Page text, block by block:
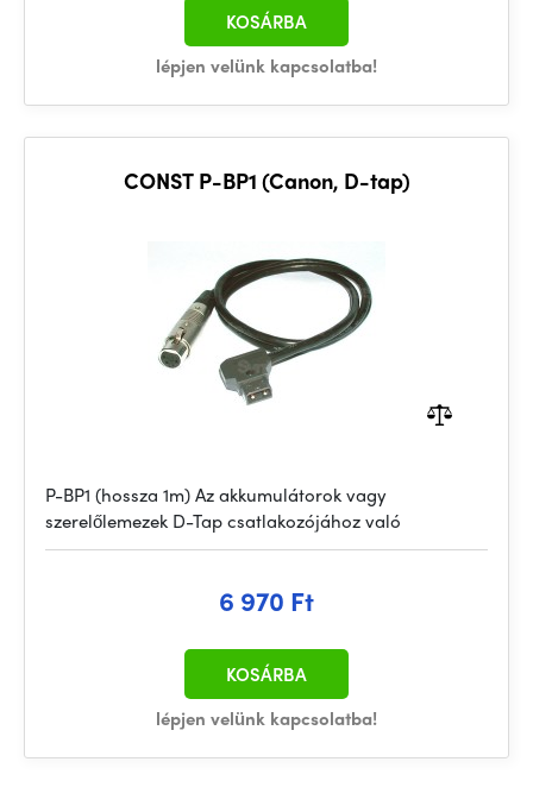
lépjen velünk kapcsolatba!
KOSÁRBA
CONST P-BP1 (Canon, D-tap)
P-BP1 (hossza 1m) Az akkumulátorok vagy
szerelőlemezek D-Tap csatlakozójához való
6 970 Ft
lépjen velünk kapcsolatba!
KOSÁRBA